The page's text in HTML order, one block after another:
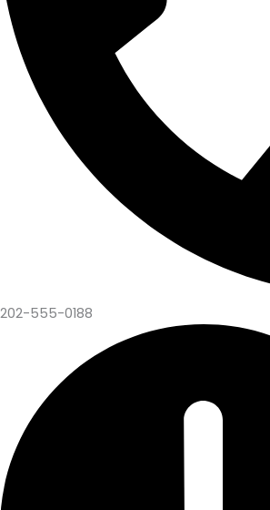
202-555-0188